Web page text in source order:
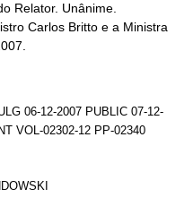
Relator. Unânime.
Carlos Britto e a Ministra
06-12-2007 PUBLIC 07-12-
VOL-02302-12 PP-02340